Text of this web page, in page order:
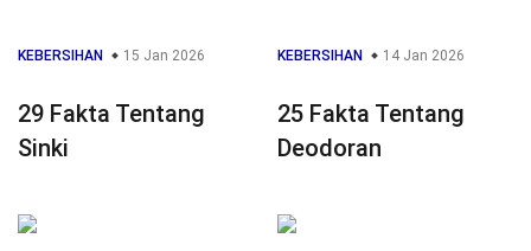
KEBERSIHAN 15 Jan 2026
29 Fakta Tentang
Sinki
KEBERSIHAN 14 Jan 2026
25 Fakta Tentang
Deodoran